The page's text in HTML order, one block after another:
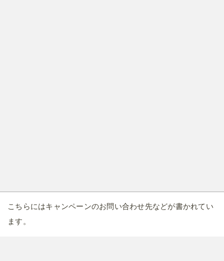
こちらにはキャンペーンのお問い合わせ先などが書かれてい
ます。